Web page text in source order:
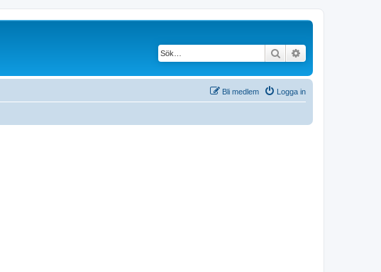
Sök
Logga in
Bli medlem